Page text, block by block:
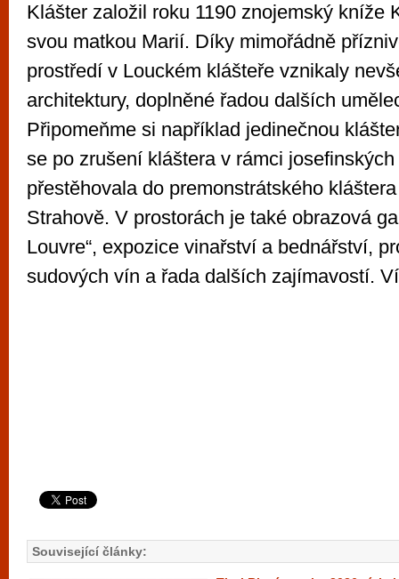
Klášter založil roku 1190 znojemský kníže
svou matkou Marií. Díky mimořádně
prostředí v Louckém klášteře vznikaly
architektury, doplněné řadou dalších
Připomeňme si například jedinečnou
se po zrušení kláštera v rámci
přestěhovala do premonstrátského
Strahově. V prostorách je také obrazová
Louvre“, expozice vinařství a bednářství,
sudových vín a řada dalších zajímavostí.
Související články: